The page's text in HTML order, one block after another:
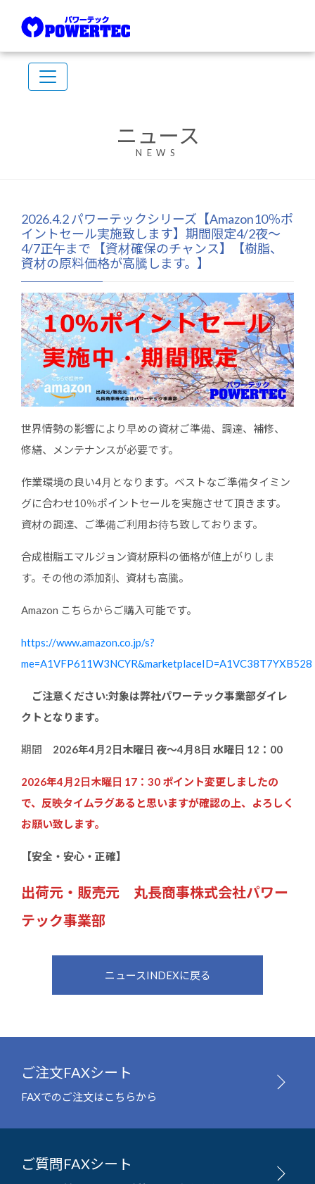
ニュース
NEWS
2026.4.2 パワーテックシリーズ【Amazon10％ポ
イントセール実施致します】期間限定4/2夜～
4/7正午まで 【資材確保のチャンス】【樹脂、
資材の原料価格が高騰します。】
世界情勢の影響により早めの資材ご準備、調達、補修、
修繕、メンテナンスが必要です。
作業環境の良い4月となります。ベストなご準備タイミン
グに合わせ10％ポイントセールを実施させて頂きます。
資材の調達、ご準備ご利用お待ち致しております。
合成樹脂エマルジョン資材原料の価格が値上がりしま
す。その他の添加剤、資材も高騰。
Amazon こちらからご購入可能です。
https://www.amazon.co.jp/s?
me=A1VFP611W3NCYR&marketplaceID=A1VC38T7YXB528
ご注意ください:対象は弊社パワーテック事業部ダイレ
クトとなります。
期間 2026年4月2日木曜日 夜～4月8日 水曜日 12：00
2026年4月2日木曜日 17：30 ポイント変更しましたの
で、反映タイムラグあると思いますが確認の上、よろしく
お願い致します。
【安全・安心・正確】
出荷元・販売元 丸長商事株式会社パワー
テック事業部
ニュースINDEXに戻る
ご注文FAXシート
FAXでのご注文はこちらから
ご質問FAXシート